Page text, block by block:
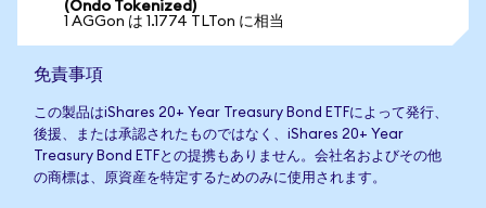
(Ondo Tokenized)
1 AGGon は 1.1774 TLTon に相当
免責事項
この製品はiShares 20+ Year Treasury Bond ETFによって発行、
後援、または承認されたものではなく、iShares 20+ Year
Treasury Bond ETFとの提携もありません。会社名およびその他
の商標は、原資産を特定するためのみに使用されます。